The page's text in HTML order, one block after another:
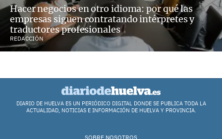
Hacer negocios en otro idioma: por qué las
empresas siguen contratando intérpretes y
traductores profesionales
REDACCIÓN
DIARIO DE HUELVA ES UN PERIÓDICO DIGITAL DONDE SE PUBLICA TODA LA
ACTUALIDAD, NOTICIAS E INFORMACIÓN DE HUELVA Y PROVINCIA.
SOBRE NOSOTROS